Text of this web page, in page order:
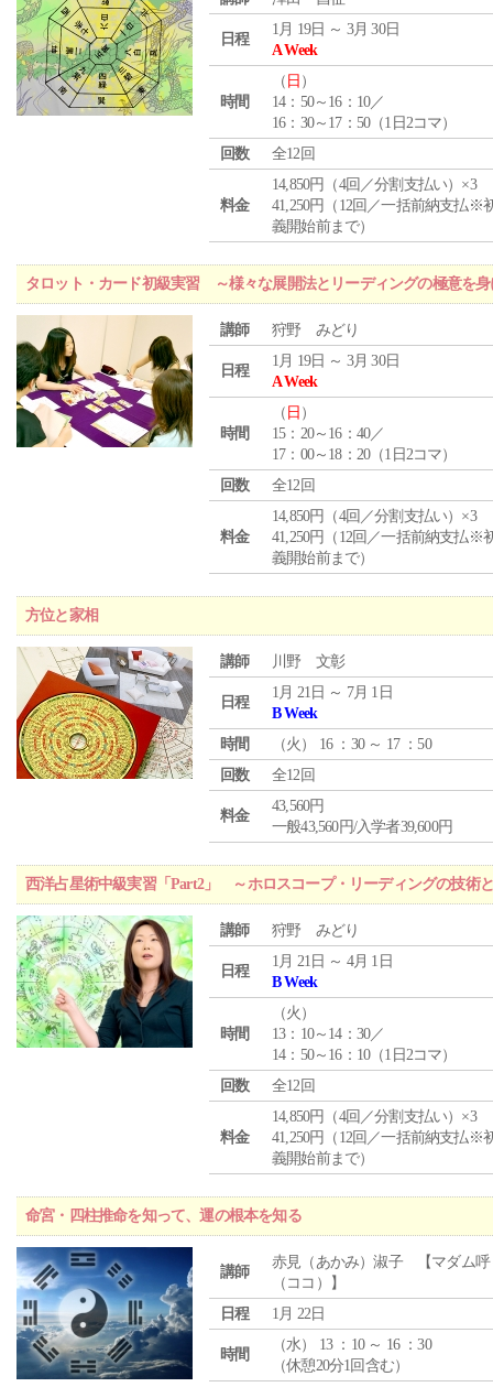
日程
1月 19日 ～ 3月 30日
A Week
時間
（ 日 ）
14：50～16：10／
16：30～17：50（1日2コマ）
回数
全12回
料金
14,850円（4回／分割支払い）×3
41,250円（12回／一括前納支払※
義開始前まで）
タロット・カード初級実習 ～様々な展開法とリーディングの極意を身
講師 狩野 みどり
日程
1月 19日 ～ 3月 30日
A Week
時間
（ 日 ）
15：20～16：40／
17：00～18：20（1日2コマ）
回数
全12回
料金
14,850円（4回／分割支払い）×3
41,250円（12回／一括前納支払※
義開始前まで）
方位と家相
講師 川野 文彰
日程
1月 21日 ～ 7月 1日
B Week
時間
（火 ） 16 ：30 ～ 17 ：50
回数
全12回
料金
43,560円
一般43,560円/入学者39,600円
西洋占星術中級実習「Part2」 ～ホロスコープ・リーディングの技術
講師 狩野 みどり
日程
1月 21日 ～ 4月 1日
B Week
時間
（火 ）
13：10～14：30／
14：50～16：10（1日2コマ）
回数
全12回
料金
14,850円（4回／分割支払い）×3
41,250円（12回／一括前納支払※
義開始前まで）
命宮・四柱推命を知って、運の根本を知る
講師
赤見（あかみ）淑子 【マダム呼
（ココ）】
日程
1月 22日
時間
（水） 13 ：10 ～ 16 ：30
（休憩20分1回含む）